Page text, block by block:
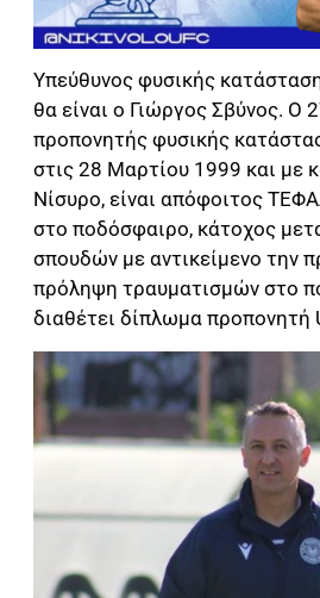
Υπεύθυνος φυσικής
θα είναι ο Γιώργος Σβύνος. Ο
προπονητής φυσικής
στις 28 Μαρτίου 1999 και με
Νίσυρο, είναι απόφοιτος
στο ποδόσφαιρο, κάτοχος
σπουδών με αντικείμενο την
πρόληψη τραυματισμών στο
διαθέτει δίπλωμα προπονητή